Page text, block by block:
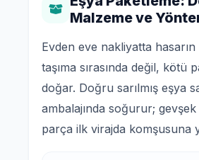
Malzeme ve
Evden eve nakliyatta hasarın
taşıma sırasında değil, kötü
doğar. Doğru sarılmış eşya
ambalajında soğurur;
parça ilk virajda komşusuna